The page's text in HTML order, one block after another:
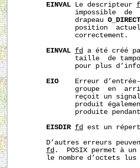
EINVAL Le descripteur
impossible  de
              drapeau
O_DIRECT
position
              correctement.
EINVAL fd a été créé
taille  de
pour plus
EIO
Erreur
groupe  en
reçoit un
produit
produite
EISDIR fd
est un
D’autres erreurs
fd .  POSIX permet à un
le nombre d’octets